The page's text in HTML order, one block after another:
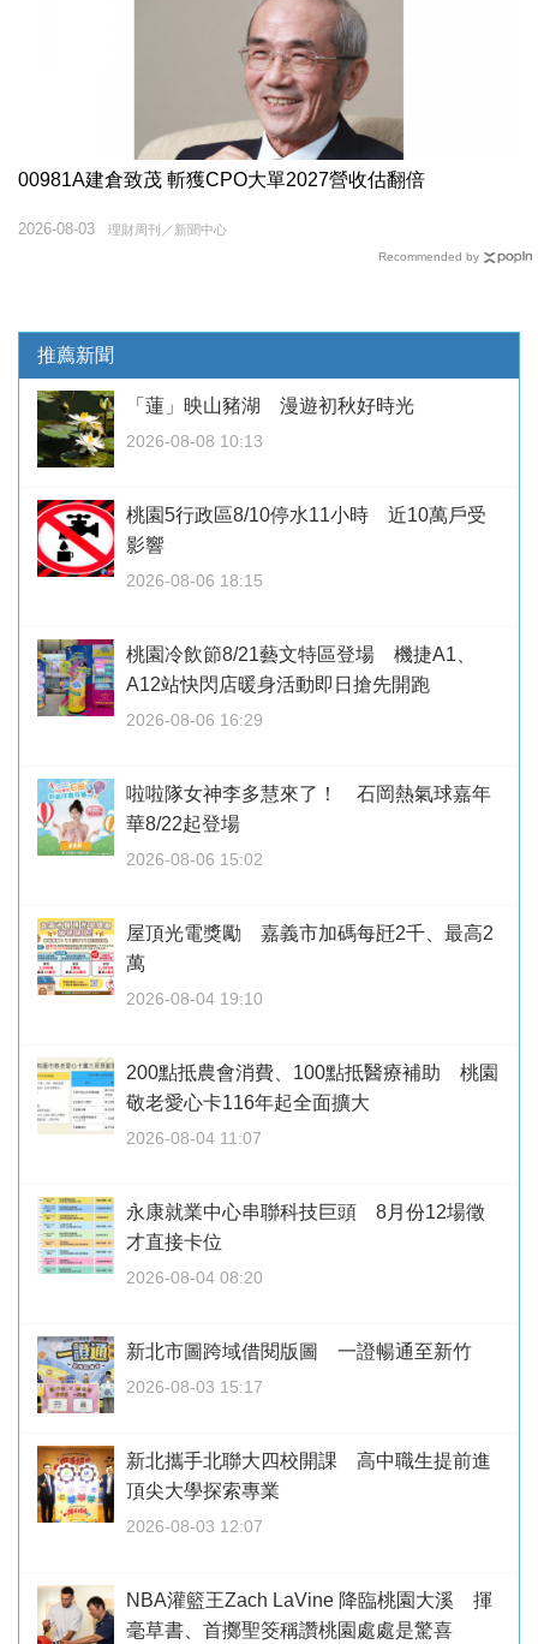
00981A建倉致茂 斬獲CPO大單2027營收估翻倍
理財周刊／新聞中心
2026-08-03
Recommended by
推薦新聞
「蓮」映山豬湖 漫遊初秋好時光
2026-08-08 10:13
桃園5行政區8/10停水11小時 近10萬戶受
影響
2026-08-06 18:15
桃園冷飲節8/21藝文特區登場 機捷A1、
A12站快閃店暖身活動即日搶先開跑
2026-08-06 16:29
啦啦隊女神李多慧來了！ 石岡熱氣球嘉年
華8/22起登場
2026-08-06 15:02
屋頂光電獎勵 嘉義市加碼每瓩2千、最高2
萬
2026-08-04 19:10
200點抵農會消費、100點抵醫療補助 桃園
敬老愛心卡116年起全面擴大
2026-08-04 11:07
永康就業中心串聯科技巨頭 8月份12場徵
才直接卡位
2026-08-04 08:20
新北市圖跨域借閱版圖 一證暢通至新竹
2026-08-03 15:17
新北攜手北聯大四校開課 高中職生提前進
頂尖大學探索專業
2026-08-03 12:07
NBA灌籃王Zach LaVine 降臨桃園大溪 揮
毫草書、首擲聖筊稱讚桃園處處是驚喜